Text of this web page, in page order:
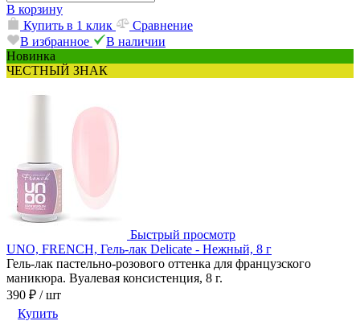
В корзину
Купить в 1 клик
Сравнение
В избранное
В наличии
Новинка
ЧЕСТНЫЙ ЗНАК
Быстрый просмотр
UNO, FRENCH, Гель-лак Delicate - Нежный, 8 г
Гель-лак пастельно-розового оттенка для французского
маникюра. Вуалевая консистенция, 8 г.
390 ₽ / шт
Купить